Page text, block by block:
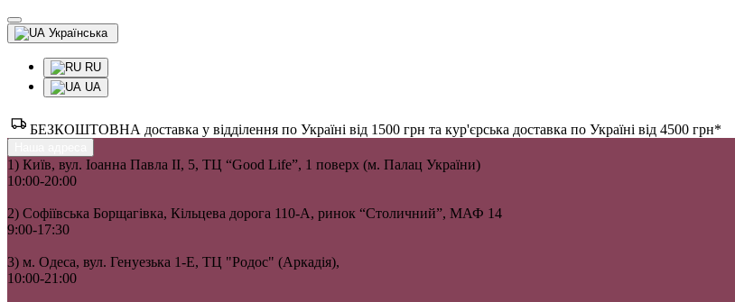
Українська
RU
UA
БЕЗКОШТОВНА доставка у відділення по Україні від 1500 грн та кур'єрська доставка по Україні від 4500 грн*
1) Київ, вул. Іоанна Павла II, 5, ТЦ “Good Life”, 1 поверх (м. Палац України)
10:00-20:00
2) Софіївська Борщагівка, Кільцева дорога 110-А, ринок “Столичний”, МАФ 14
9:00-17:30
3) м. Одеса, вул. Генуезька 1-Е, ТЦ "Родос" (Аркадія),
10:00-21:00